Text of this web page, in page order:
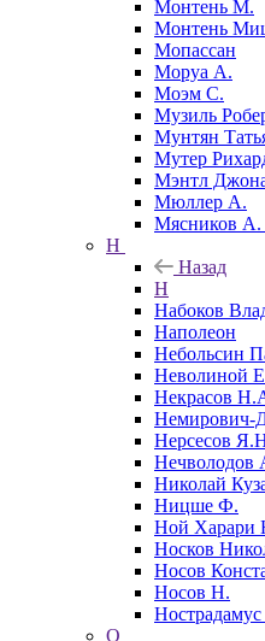
Монтень М.
Монтень
Мопассан
Моруа А.
Моэм С.
Музиль
Мунтян
Мутер
Мэнтл
Мюллер А.
Мясников
Н
Назад
Н
Набоков
Наполеон
Небольсин
Неволиной
Некрасов
Немирович-
Нерсесов
Нечволодов
Николай
Ницше Ф.
Ной Харари
Носков
Носов
Носов Н.
О